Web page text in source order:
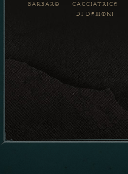
BARBARO
CACCIATRICE
DI DEMONI